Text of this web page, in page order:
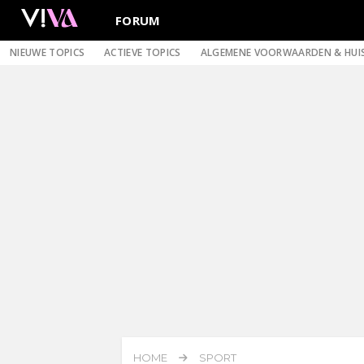
FORUM
NIEUWE TOPICS ACTIEVE TOPICS ALGEMENE VOORWAARDEN &
HOME SPORT